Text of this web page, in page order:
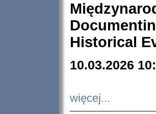
Historical
10.03.2026
więcej...